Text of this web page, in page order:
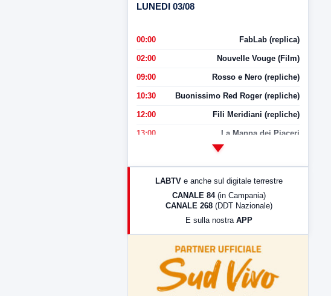
LUNEDI 03/08
00:00 FabLab (replica)
02:00 Nouvelle Vouge (Film)
09:00 Rosso e Nero (repliche)
10:30 Buonissimo Red Roger (repliche)
12:00 Fili Meridiani (repliche)
13:00 La Mappa dei Piaceri
LabNews (Diretta)
LabNews (replica)
LABTV e anche sul digitale terrestre
CANALE 84 (in Campania)
CANALE 268 (DDT Nazionale)
E sulla nostra APP